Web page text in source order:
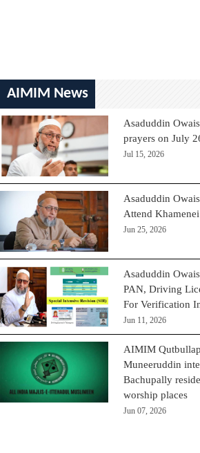
AIMIM News
Asaduddin
prayers on July
Jul 15, 2026
Asaduddin
Attend
Jun 25, 2026
Asaduddin
PAN, Driving
For Verification
Jun 11, 2026
AIMIM
Muneeruddin
Bachupally
worship places
Jun 07, 2026